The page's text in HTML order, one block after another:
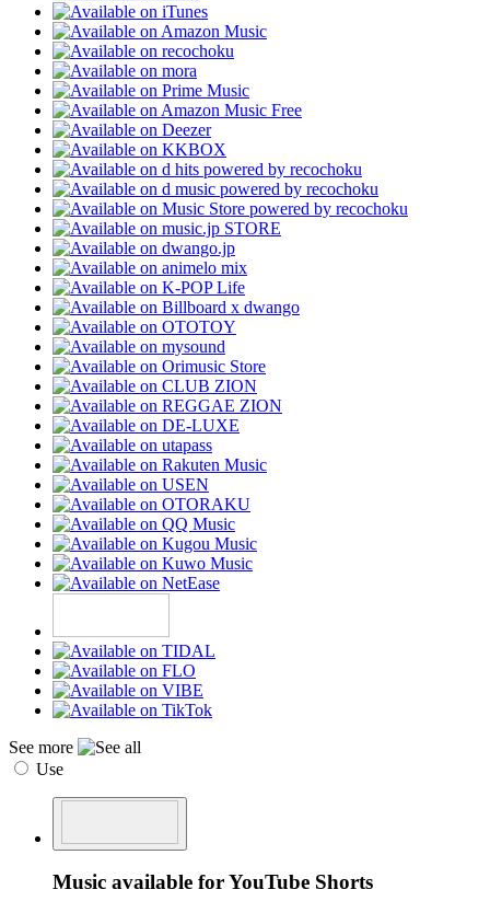
See more
Use
Music available for YouTube Shorts